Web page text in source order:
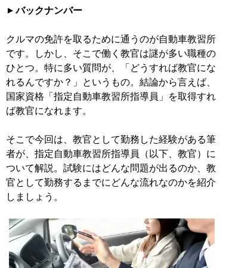
バックナンバー
クルマの免許を取るために通うのが自動車教習所
です。しかし、そこで働く教官は謎が多い職種の
ひとつ。特に多い質問が、「どうすれば教官にな
れるんですか？」というもの。結論から言えば、
国家資格「指定自動車教習所指導員」を取得すれ
ば教官になれます。
そこで今回は、教官として勤務した経験がある筆
者が、指定自動車教習所指導員（以下、教官）に
ついて解説。試験にはどんな問題が出るのか、教
官として勤務するまでにどんな流れなのかを紹介
しましょう。